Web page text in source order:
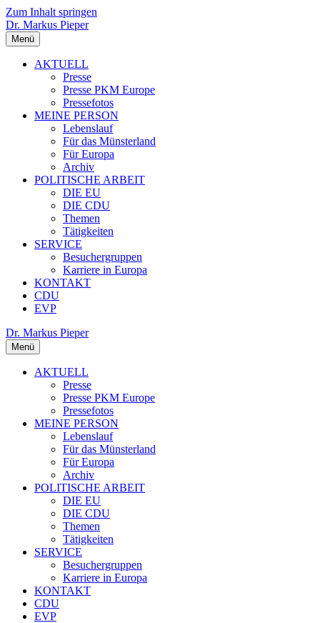
Zum Inhalt springen
Dr. Markus Pieper
Menü
AKTUELL
Presse
Presse PKM Europe
Pressefotos
MEINE PERSON
Lebenslauf
Für das Münsterland
Für Europa
Archiv
POLITISCHE ARBEIT
DIE EU
DIE CDU
Themen
Tätigkeiten
SERVICE
Besuchergruppen
Karriere in Europa
KONTAKT
CDU
EVP
Dr. Markus Pieper
Menü
AKTUELL
Presse
Presse PKM Europe
Pressefotos
MEINE PERSON
Lebenslauf
Für das Münsterland
Für Europa
Archiv
POLITISCHE ARBEIT
DIE EU
DIE CDU
Themen
Tätigkeiten
SERVICE
Besuchergruppen
Karriere in Europa
KONTAKT
CDU
EVP